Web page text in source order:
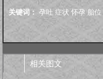
关键词： 孕吐 症状 怀孕 胎位
相关图文